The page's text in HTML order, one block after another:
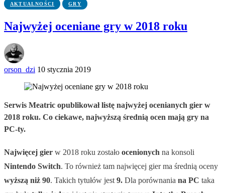
AKTUALNOŚCI GRY
Najwyżej oceniane gry w 2018 roku
orson_dzi 10 stycznia 2019
Serwis Meatric opublikował listę najwyżej ocenianych gier w
2018 roku. Co ciekawe, najwyższą średnią ocen mają gry na
PC-ty.
Najwięcej gier w 2018 roku zostało ocenionych na konsoli
Nintendo Switch. To również tam najwięcej gier ma średnią oceny
wyższą niż 90. Takich tytułów jest 9. Dla porównania na PC taka